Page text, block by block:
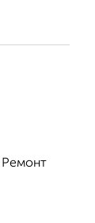
Ремонт